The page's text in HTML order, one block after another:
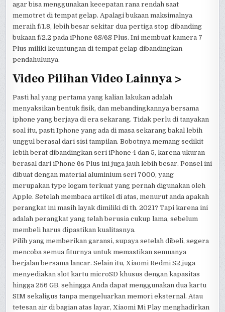
agar bisa menggunakan kecepatan rana rendah saat
memotret di tempat gelap. Apalagi bukaan maksimalnya
meraih f/1.8, lebih besar sekitar dua pertiga stop dibanding
bukaan f/2.2 pada iPhone 6S/6S Plus. Ini membuat kamera 7
Plus miliki keuntungan di tempat gelap dibandingkan
pendahulunya.
Video Pilihan Video Lainnya >
Pasti hal yang pertama yang kalian lakukan adalah
menyaksikan bentuk fisik, dan mebandingkannya bersama
iphone yang berjaya di era sekarang. Tidak perlu di tanyakan
soal itu, pasti Iphone yang ada di masa sekarang bakal lebih
unggul berasal dari sisi tampilan. Bobotnya memang sedikit
lebih berat dibandingkan seri iPhone 4 dan 5, karena ukuran
berasal dari iPhone 6s Plus ini juga jauh lebih besar. Ponsel ini
dibuat dengan material aluminium seri 7000, yang
merupakan type logam terkuat yang pernah digunakan oleh
Apple. Setelah membaca artikel di atas, menurut anda apakah
perangkat ini masih layak dimiliki di th. 2021? Tapi karena ini
adalah perangkat yang telah berusia cukup lama, sebelum
membeli harus dipastikan kualitasnya.
Pilih yang memberikan garansi, supaya setelah dibeli, segera
mencoba semua fiturnya untuk memastikan semuanya
berjalan bersama lancar. Selain itu, Xiaomi Redmi S2 juga
menyediakan slot kartu microSD khusus dengan kapasitas
hingga 256 GB, sehingga Anda dapat menggunakan dua kartu
SIM sekaligus tanpa mengeluarkan memori eksternal. Atau
tetesan air di bagian atas layar, Xiaomi Mi Play menghadirkan